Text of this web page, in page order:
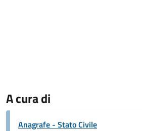
A cura di
Anagrafe - Stato Civile